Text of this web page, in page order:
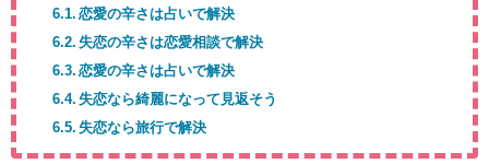
恋愛の辛さは占いで解決
失恋の辛さは恋愛相談で解決
恋愛の辛さは占いで解決
失恋なら綺麗になって見返そう
失恋なら旅行で解決